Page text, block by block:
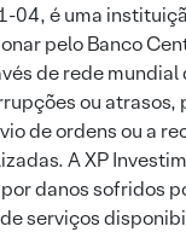
é uma
pelo Banco
de rede
ou
de ordens ou a
A XP
danos sofridos
serviços